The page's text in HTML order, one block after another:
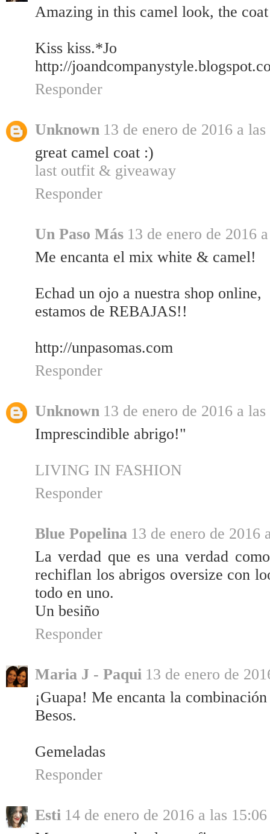
Amazing in this camel look, the
Kiss kiss.*Jo
http://
Responder
Unknown 13 de enero de 2016 a
great camel coat :)
last outfit & giveaway
Responder
Un Paso Más 13 de enero de 2016
Me encanta el mix white & camel!
Echad un ojo a nuestra shop online,
estamos de REBAJAS!!
http://unpasomas.com
Responder
Unknown 13 de enero de 2016 a
Imprescindible abrigo!"
LIVING IN FASHION
Responder
Blue Popelina 13 de enero de 2016
La verdad que es una verdad
rechiflan los abrigos oversize con
todo en uno.
Un besiño
Responder
Maria J - Paqui 13 de enero de
¡Guapa! Me encanta la
Besos.
Gemeladas
Responder
Esti 14 de enero de 2016 a las 15:06